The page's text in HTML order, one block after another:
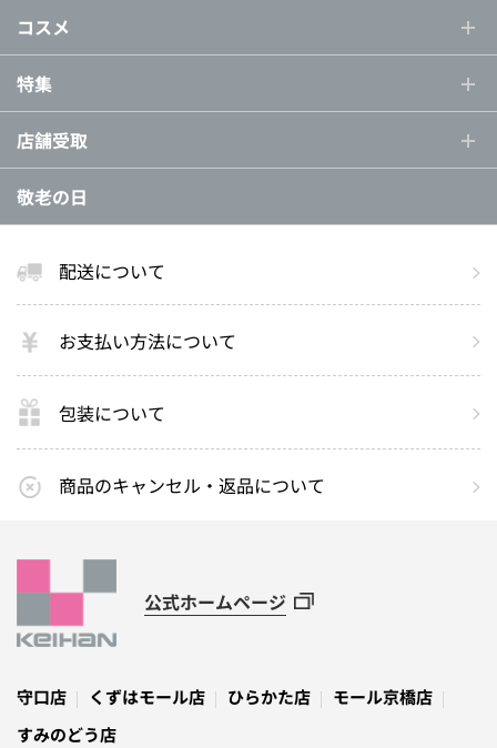
コスメ
特集
店舗受取
敬老の日
配送について
お支払い方法について
包装について
商品のキャンセル・返品について
公式ホームページ
守口店 くずはモール店 ひらかた店
モール京橋店
すみのどう店